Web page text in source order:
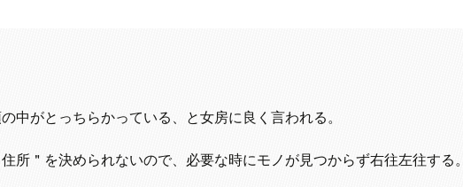
中がとっちらかっている、と女房に良く言われる。
所＂を決められないので、必要な時にモノが見つからず右往左往する。